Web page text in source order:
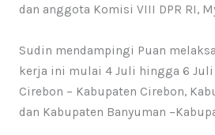
dan anggota Komisi VIII DPR RI,
Sudin mendampingi Puan
kerja ini mulai 4 Juli hingga 6
Cirebon – Kabupaten Cirebon,
dan Kabupaten Banyuman